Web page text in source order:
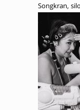
Songkran,